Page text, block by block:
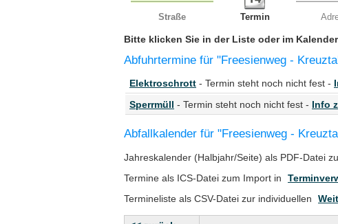
Straße Termin
Bitte klicken Sie in der Liste oder im
Abfuhrtermine für "Freesienweg -
Elektroschrott - Termin steht noch nicht fest -
Sperrmüll - Termin steht noch nicht fest - Info
Abfallkalender für "Freesienweg -
Jahreskalender (Halbjahr/Seite) als PDF-Datei
Termine als ICS-Datei zum Import in
Termineliste als CSV-Datei zur individuellen